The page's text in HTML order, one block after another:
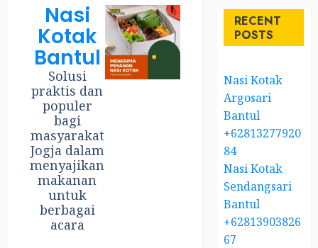
Nasi
Kotak
Bantul
Solusi
praktis dan
populer
bagi
masyarakat
Jogja dalam
menyajikan
makanan
untuk
berbagai
acara
RECENT
POSTS
Nasi Kotak
Argosari
Bantul
+62813277920
84
Nasi Kotak
Sendangsari
Bantul
+62813903826
67